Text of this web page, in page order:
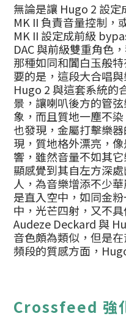
無論是讓 Hugo 2 設定
MK II 負責音量控制，
MK II 設定成前級
DAC 與前級雙重角色
那種如同和闐白玉般
要的是，這段大合唱
Hugo 2 與這套系統的
景，讓喇叭後方的管
象，而且質地一塵不
也發現，金屬打擊樂
現，質地格外漂亮，
響，雖然音量不如其
顯感覺到其自左方深
人，為音樂增添不少
是直入空中，如同金
中，光芒四射，又不
Audeze Deckard 與
音色頗為類似，但是
頻段的質感方面，
Crossfeed 強